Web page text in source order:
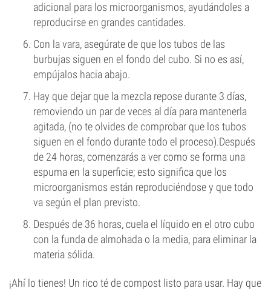
adicional para los microorganismos, ayudándoles a
reproducirse en grandes cantidades.
Con la vara, asegúrate de que los tubos de las
burbujas siguen en el fondo del cubo. Si no es así,
empújalos hacia abajo.
Hay que dejar que la mezcla repose durante 3 días,
removiendo un par de veces al día para mantenerla
agitada, (no te olvides de comprobar que los tubos
siguen en el fondo durante todo el proceso).Después
de 24 horas, comenzarás a ver como se forma una
espuma en la superficie; esto significa que los
microorganismos están reproduciéndose y que todo
va según el plan previsto.
Después de 36 horas, cuela el líquido en el otro cubo
con la funda de almohada o la media, para eliminar la
materia sólida.
¡Ahí lo tienes! Un rico té de compost listo para usar. Hay que